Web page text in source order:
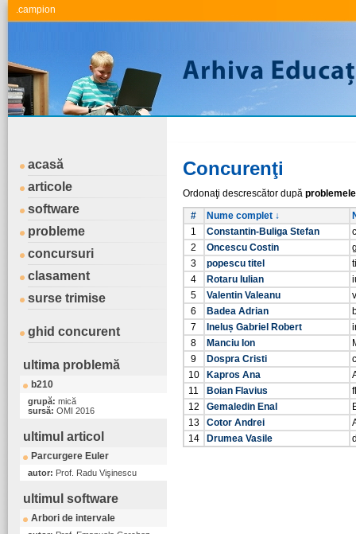
.campion
acasă
articole
software
probleme
concursuri
clasament
surse trimise
ghid concurent
ultima problemă
b210
grupă: mică
sursă: OMI 2016
ultimul articol
Parcurgere Euler
autor: Prof. Radu Vişinescu
ultimul software
Arbori de intervale
Concurenţi
Ordonaţi descrescător după
#
Nume complet ↓
1
Constantin-Buliga Stefan
2
Oncescu Costin
3
popescu titel
4
Rotaru Iulian
5
Valentin Valeanu
6
Badea Adrian
7
Ineluș Gabriel Robert
8
Manciu Ion
9
Dospra Cristi
10
Kapros Ana
11
Boian Flavius
12
Gemaledin Enal
13
Cotor Andrei
14
Drumea Vasile